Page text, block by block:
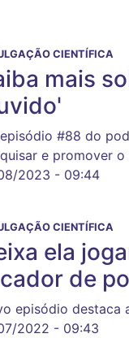
CIENTÍFICA
mais
#88 do
e promover
2023 - 09:44
CIENTÍFICA
ela
de
episódio destaca
2022 - 09:43